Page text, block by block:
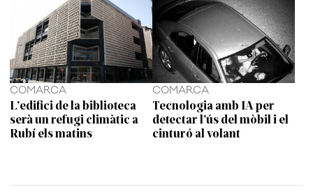
COMARCA
L’edifici de la biblioteca
serà un refugi climàtic a
Rubí els matins
COMARCA
Tecnologia amb IA per
detectar l’ús del mòbil i el
cinturó al volant